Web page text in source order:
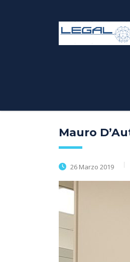
Mauro
26 Marzo 2019